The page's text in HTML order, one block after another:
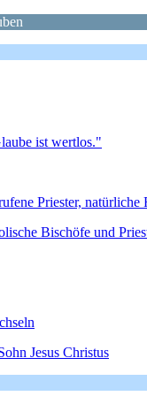
ist wertlos."
Priester, natürliche
Bischöfe und
Jesus Christus